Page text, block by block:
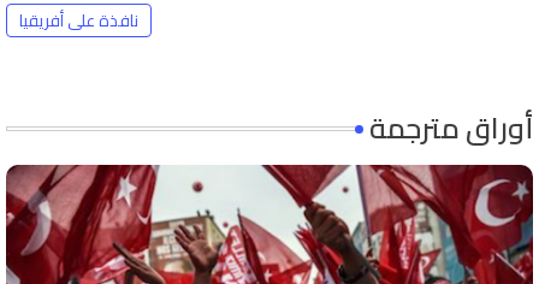
نافذة على أفريقيا
أوراق مترجمة